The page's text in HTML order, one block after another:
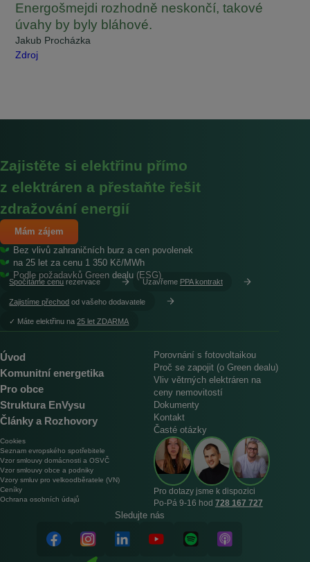
Energošmejdi rozhodně neskončí, takové
úvahy by byly bláhové.
Jakub Procházka
Zdroj
Zajistěte si elektřinu přímo
z elektráren a přestaňte řešit
zdražování energií
Mám zájem
Bez vlivů zahraničních burz a cen povolenek
na 25 let za cenu 1 350 Kč/MWh
Podle požadavků Green dealu (ESG)
Spočítáme cenu rezervace Uzavřeme PPA kontrakt
Zajistíme přechod od vašeho dodavatele
︎✓ Máte elektřinu na25 let ZDARMA
Úvod
Komunitní energetika
Pro obce
Struktura EnVysu
Články a Rozhovory
Porovnání s fotovoltaikou
Proč se zapojit (o Green dealu)
Vliv větrných elektráren na
ceny nemovitostí
Dokumenty
Kontakt
Časté otázky
Cookies
Seznam evropského spotřebitele
Vzor smlouvy domácnosti a OSVČ
Vzor smlouvy obce a podniky
Vzory smluv pro velkoodběratele (VN)
Ceníky
Ochrana osobních údajů
Pro dotazy jsme k dispozici
Po‑Pá 9‑16 hod 728 167 727
Sledujte nás